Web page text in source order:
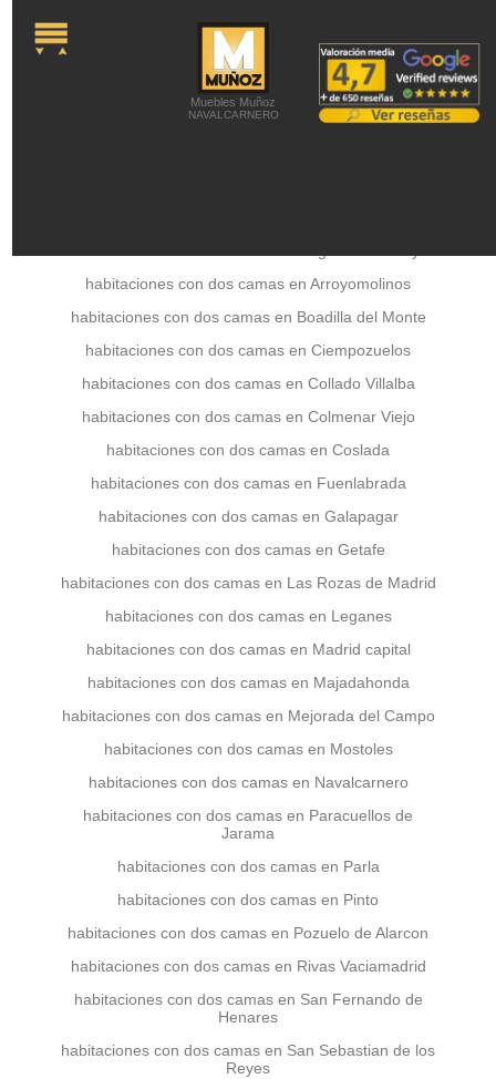
Colchones - Colchones Viscoelásticos -Colchones látex -
Colchones Juveniles -
Canapés abatibles -
Almohadas - Latiendadecolchones
Muebles Muñoz
NAVALCARNERO
habitaciones con dos camas en Arroyomolinos
habitaciones con dos camas en Boadilla del Monte
habitaciones con dos camas en Ciempozuelos
habitaciones con dos camas en Collado Villalba
habitaciones con dos camas en Colmenar Viejo
habitaciones con dos camas en Coslada
habitaciones con dos camas en Fuenlabrada
habitaciones con dos camas en Galapagar
habitaciones con dos camas en Getafe
habitaciones con dos camas en Las Rozas de Madrid
habitaciones con dos camas en Leganes
habitaciones con dos camas en Madrid capital
habitaciones con dos camas en Majadahonda
habitaciones con dos camas en Mejorada del Campo
habitaciones con dos camas en Mostoles
habitaciones con dos camas en Navalcarnero
habitaciones con dos camas en Paracuellos de
Jarama
habitaciones con dos camas en Parla
habitaciones con dos camas en Pinto
habitaciones con dos camas en Pozuelo de Alarcon
habitaciones con dos camas en Rivas Vaciamadrid
habitaciones con dos camas en San Fernando de
Henares
habitaciones con dos camas en San Sebastian de los
Reyes